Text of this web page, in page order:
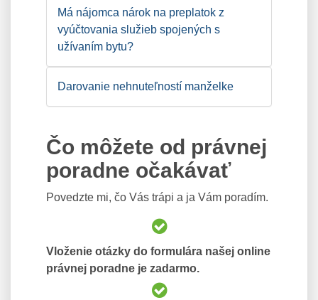
Má nájomca nárok na preplatok z
vyúčtovania služieb spojených s
užívaním bytu?
Darovanie nehnuteľností manželke
Čo môžete od právnej
poradne očakávať
Povedzte mi, čo Vás trápi a ja Vám poradím.
Vloženie otázky do formulára našej online
právnej poradne je zadarmo.